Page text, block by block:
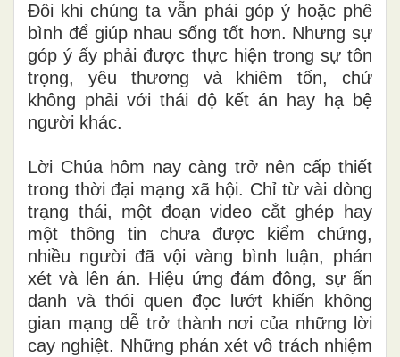
Đôi khi chúng ta vẫn phải góp ý hoặc phê
bình để giúp nhau sống tốt hơn. Nhưng sự
góp ý ấy phải được thực hiện trong sự tôn
trọng, yêu thương và khiêm tốn, chứ
không phải với thái độ kết án hay hạ bệ
người khác.
Lời Chúa hôm nay càng trở nên cấp thiết
trong thời đại mạng xã hội. Chỉ từ vài dòng
trạng thái, một đoạn video cắt ghép hay
một thông tin chưa được kiểm chứng,
nhiều người đã vội vàng bình luận, phán
xét và lên án. Hiệu ứng đám đông, sự ẩn
danh và thói quen đọc lướt khiến không
gian mạng dễ trở thành nơi của những lời
cay nghiệt. Những phán xét vô trách nhiệm